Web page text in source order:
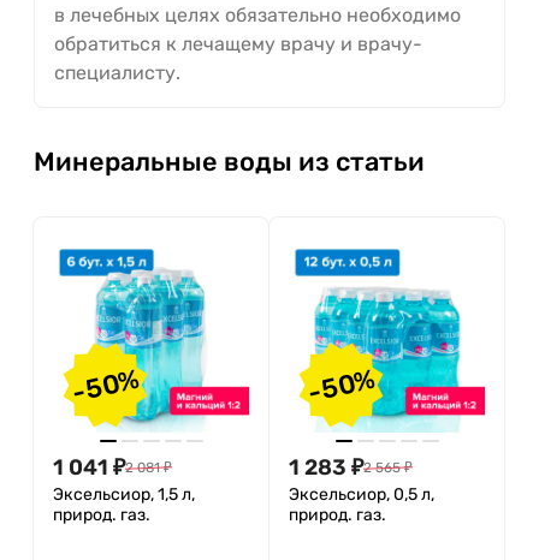
в лечебных целях обязательно необходимо
обратиться к лечащему врачу и врачу-
специалисту.
Минеральные воды из статьи
-50%
1 041 ₽2 081 ₽
Эксельсиор, 1,5 л,
природ. газ.
-50%
1 283 ₽2 565 ₽
Эксельсиор, 0,5 л,
природ. газ.